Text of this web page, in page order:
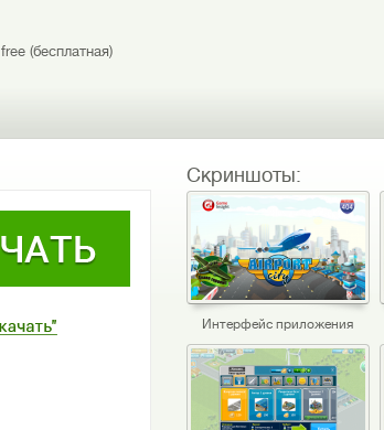
free (бесплатная)
Скриншоты:
Интерфейс приложения